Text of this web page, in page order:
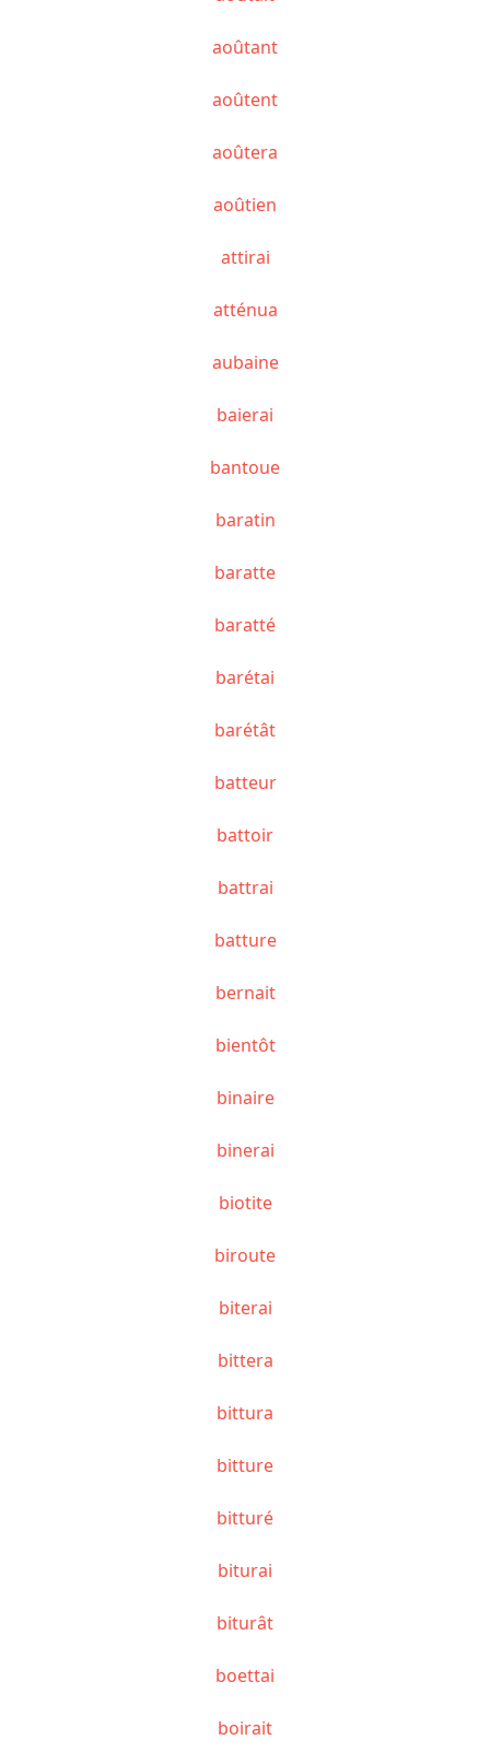
aoûtant
aoûtent
aoûtera
aoûtien
attirai
atténua
aubaine
baierai
bantoue
baratin
baratte
baratté
barétai
barétât
batteur
battoir
battrai
batture
bernait
bientôt
binaire
binerai
biotite
biroute
biterai
bittera
bittura
bitture
bitturé
biturai
biturât
boettai
boirait